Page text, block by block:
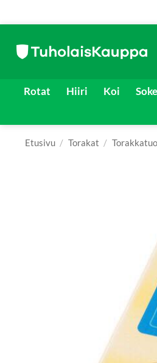
content
Rotat Hiiri Koi
Etusivu / Torakat /